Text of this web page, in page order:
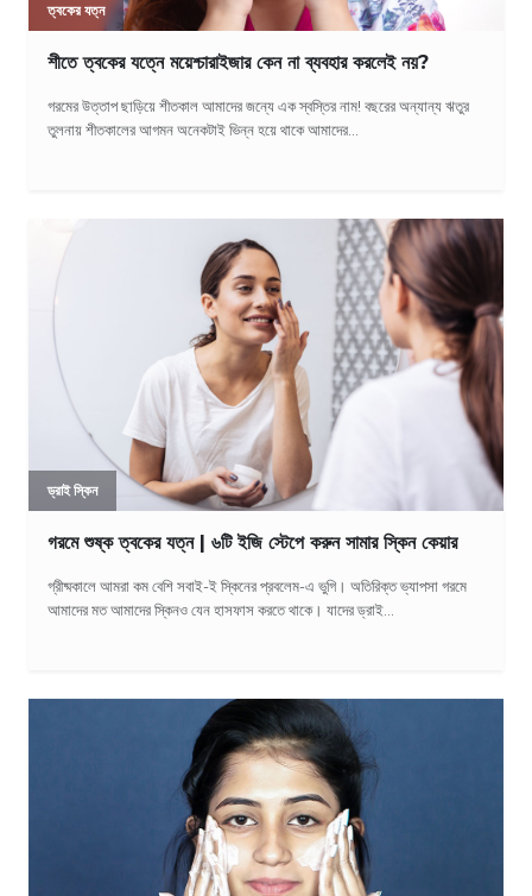
ত্বকের যত্ন
শীতে ত্বকের যত্নে ময়েশ্চারাইজার কেন না ব্যবহার করলেই নয়?
গরমের উত্তাপ ছাড়িয়ে শীতকাল আমাদের জন্যে এক স্বস্তির নাম! বছরের অন্যান্য ঋতুর
তুলনায় শীতকালের আগমন অনেকটাই ভিন্ন হয়ে থাকে আমাদের...
ড্রাই স্কিন
গরমে শুষ্ক ত্বকের যত্ন | ৬টি ইজি স্টেপে করুন সামার স্কিন কেয়ার
গ্রীষ্মকালে আমরা কম বেশি সবাই-ই স্কিনের প্রবলেম-এ ভুগি। অতিরিক্ত ভ্যাপসা গরমে
আমাদের মত আমাদের স্কিনও যেন হাসফাস করতে থাকে। যাদের ড্রাই...